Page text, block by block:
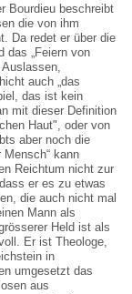
Bourdieu beschreibt
die von ihm
Da redet er über die
das „Feiern von
auch „das
das ist kein
mit dieser Definition
Haut", oder von
aber noch die
Mensch“ kann
Reichtum nicht zur
er es zu etwas
die auch nicht mal
Mann als
Held ist als
Er ist Theologe,
in
umgesetzt das
aus